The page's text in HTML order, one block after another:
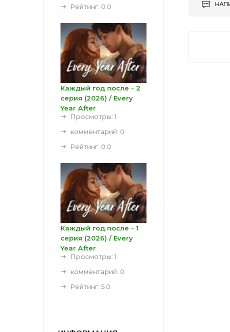
Рейтинг: 0.0
Каждый год после - 2
серия (2026) / Every
Year After
Просмотры: 1
комментарий: 0
Рейтинг: 0.0
Каждый год после - 1
серия (2026) / Every
Year After
Просмотры: 1
комментарий: 0
Рейтинг: 5.0